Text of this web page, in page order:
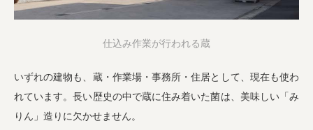
仕込み作業が行われる蔵
いずれの建物も、蔵・作業場・事務所・住居として、現在も使わ
れています。長い歴史の中で蔵に住み着いた菌は、美味しい「み
りん」造りに欠かせません。